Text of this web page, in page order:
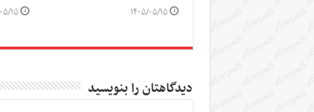
۱۴۰۵/۰۵/۱۵
دیدگاهتان را بنویسید